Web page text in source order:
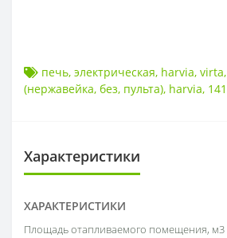
печь, электрическая, harvia, virta,
(нержавейка, без, пульта), harvia,
Характеристики
ХАРАКТЕРИСТИКИ
Площадь отапливаемого помещения, м3